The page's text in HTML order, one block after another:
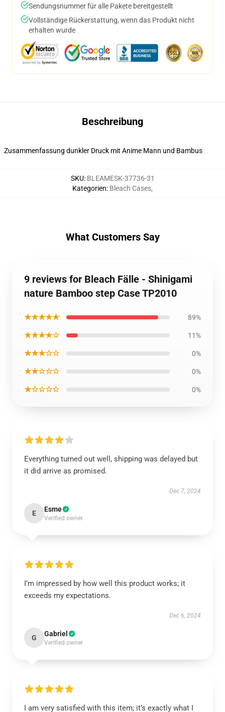
Sendungsnummer für alle Pakete bereitgestellt
Vollständige Rückerstattung, wenn das Produkt nicht
erhalten wurde
Beschreibung
Zusammenfassung dunkler Druck mit Anime Mann und Bambus
SKU: BLEAMESK-37736-31
Kategorien: Bleach Cases,
What Customers Say
9 reviews for Bleach Fälle - Shinigami
nature Bamboo step Case TP2010
★★★★★ 89%
★★★★☆ 11%
★★★☆☆ 0%
★★☆☆☆ 0%
★☆☆☆☆ 0%
Everything turned out well, shipping was delayed but
it did arrive as promised.
Dec 7, 2024
E Esme
Verified owner
I’m impressed by how well this product works; it
exceeds my expectations.
Dec 6, 2024
G Gabriel
Verified owner
I am very satisfied with this item; it’s exactly what I